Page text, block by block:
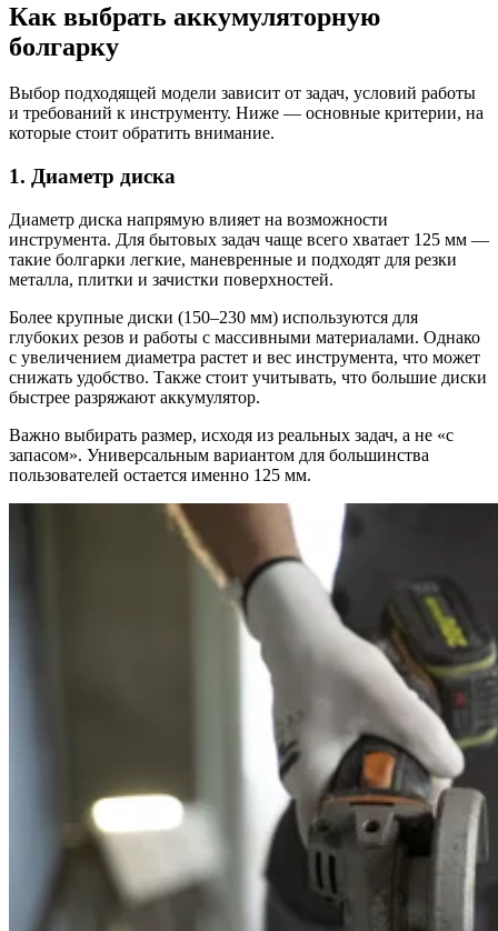
Как выбрать аккумуляторную
болгарку
Выбор подходящей модели зависит от задач, условий работы
и требований к инструменту. Ниже — основные критерии, на
которые стоит обратить внимание.
1. Диаметр диска
Диаметр диска напрямую влияет на возможности
инструмента. Для бытовых задач чаще всего хватает 125 мм —
такие болгарки легкие, маневренные и подходят для резки
металла, плитки и зачистки поверхностей.
Более крупные диски (150–230 мм) используются для
глубоких резов и работы с массивными материалами. Однако
с увеличением диаметра растет и вес инструмента, что может
снижать удобство. Также стоит учитывать, что большие диски
быстрее разряжают аккумулятор.
Важно выбирать размер, исходя из реальных задач, а не «с
запасом». Универсальным вариантом для большинства
пользователей остается именно 125 мм.